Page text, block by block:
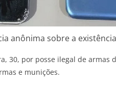
anônima sobre a
30, por posse ilegal de armas
e munições.